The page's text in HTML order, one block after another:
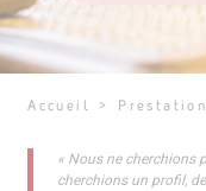
Accueil >
« Nous ne cherchions
cherchions un profil,